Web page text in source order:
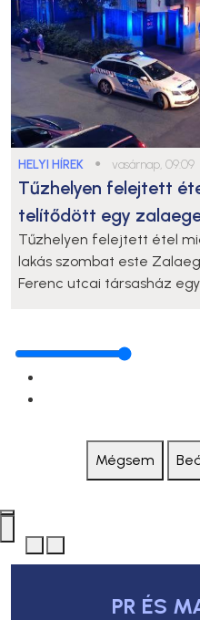
HELYI HÍREK ● vasárnap, 09:09
Tűzhelyen felejtett
telítődött egy
Tűzhelyen felejtett étel
lakás szombat este
Ferenc utcai társasház
Mégsem
PR ÉS